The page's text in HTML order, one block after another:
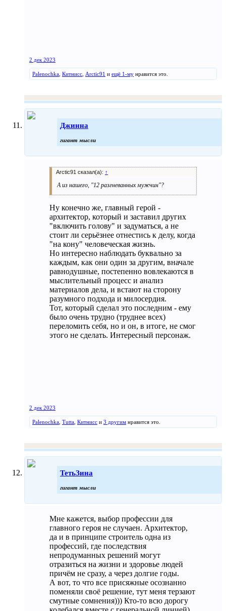
2 дек 2023
Palenochka Китнисс Arctic91 и ещё 1-му нравится это.
Джинна
гигант мысли
Arctic91 сказал(а): ↑
А из нашего, "12 разгневанных мужчин"?
Ну конечно же, главный герой -
архитектор, который и заставил других
"включить голову" и задуматься, а не
стоит ли серьёзнее отнестись к делу, когда
"на кону" человеческая жизнь.
Но интересно наблюдать буквально за
каждым, как они один за другим, вначале
равнодушные, постепенно вовлекаются в
мыслительный процесс и анализ
материалов дела, и встают на сторону
разумного подхода и милосердия.
Тот, который сделал это последним - ему
было очень трудно (труднее всех)
переломить себя, но и он, в итоге, не смог
этого не сделать. Интересный персонаж.
2 дек 2023
Palenochka Tutta Китнисс и 3 другим нравится это.
ТетьЗина
гигант мысли
Мне кажется, выбор профессии для
главного героя не случаен. Архитектор,
да и в принципе строитель одна из
профессий, где последствия
непродуманных решений могут
отразиться на жизни и здоровье людей
причём не сразу, а через долгие годы.
А вот, то что все присяжные осознанно
поменяли своё решение, тут меня терзают
смутные сомнения))) Кто-то всю дорогу